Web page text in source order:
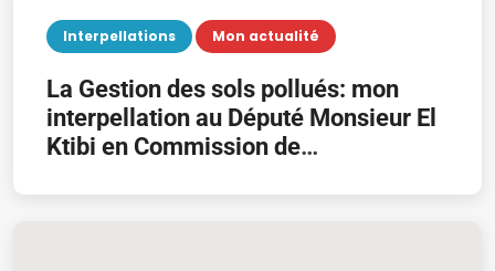
Interpellations Mon actualité
La Gestion des sols pollués: mon
interpellation au Député Monsieur El
Ktibi en Commission de